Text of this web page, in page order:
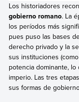
Los historiadores
gobierno romano. La
los períodos más
pues puso las bases
derecho privado y la
sus instituciones
potencia dominante,
imperio. Las tres
sus formas de